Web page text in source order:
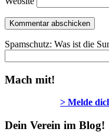
Spamschutz: Was ist die
Mach mit!
> Melde
Dein Verein im Blog!